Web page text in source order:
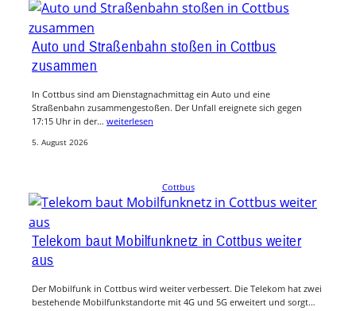
Auto und Straßenbahn stoßen in Cottbus
zusammen
In Cottbus sind am Dienstagnachmittag ein Auto und eine
Straßenbahn zusammengestoßen. Der Unfall ereignete sich gegen
17:15 Uhr in der… weiterlesen
5. August 2026
Cottbus
Telekom baut Mobilfunknetz in Cottbus weiter
aus
Der Mobilfunk in Cottbus wird weiter verbessert. Die Telekom hat zwei
bestehende Mobilfunkstandorte mit 4G und 5G erweitert und sorgt…